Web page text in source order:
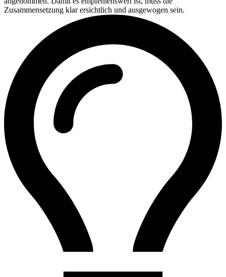
Zusammensetzung klar ersichtlich und ausgewogen sein.